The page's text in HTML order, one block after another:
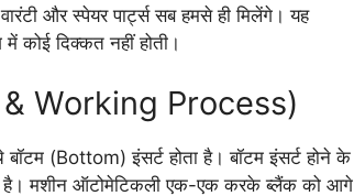
और स्पेयर पार्ट्स सब हमसे ही मिलेंगे। यह
में कोई दिक्कत नहीं होती।
& Working Process)
(Bottom) इंसर्ट होता है। बॉटम इंसर्ट होने के
है। मशीन ऑटोमेटिकली एक-एक करके ब्लैंक को आगे